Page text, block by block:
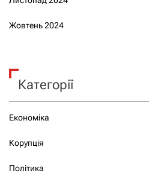
Жовтень 2024
Категорії
Економіка
Корупція
Політика